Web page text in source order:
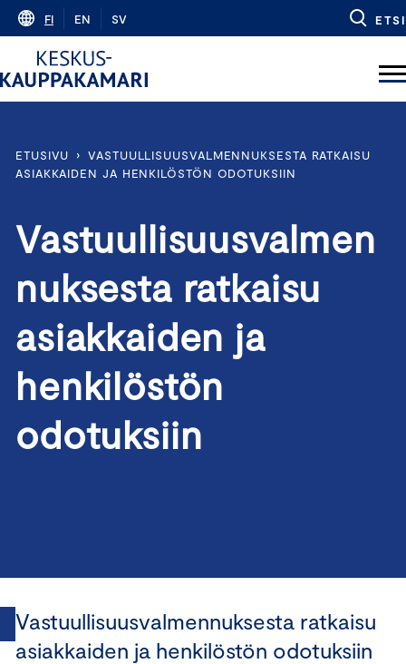
Skip
content
FI EN SV ETSI
ETUSIVU › VASTUULLISUUSVALMENNUKSESTA RATKAISU
ASIAKKAIDEN JA HENKILÖSTÖN ODOTUKSIIN
Vastuullisuusvalmen
nuksesta ratkaisu
asiakkaiden ja
henkilöstön
odotuksiin
Vastuullisuusvalmennuksesta ratkaisu
asiakkaiden ja henkilöstön odotuksiin